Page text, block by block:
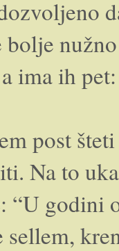
ima ih pet:
post
Na to
“U godini